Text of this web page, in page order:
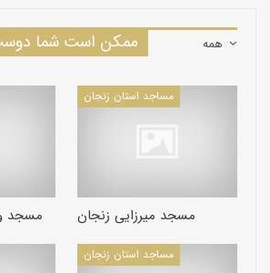
ممکن است شما
مسجد
مساجد استان زنجان
مسجد میرزایی زنجان
مساجد استان زنجان